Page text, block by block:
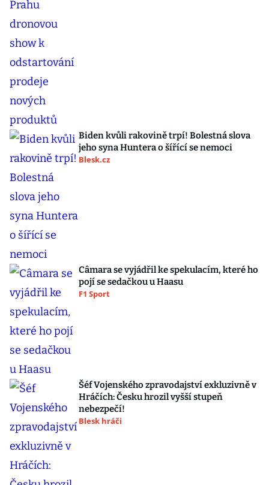
Biden kvůli rakovině trpí! Bolestná slova
jeho syna Huntera o šířící se nemoci
Blesk.cz
Câmara se vyjádřil ke spekulacím, které ho
pojí se sedačkou u Haasu
F1 Sport
Šéf Vojenského zpravodajství exkluzivně v
Hráčích: Česku hrozil vyšší stupeň
nebezpečí!
Blesk hráči